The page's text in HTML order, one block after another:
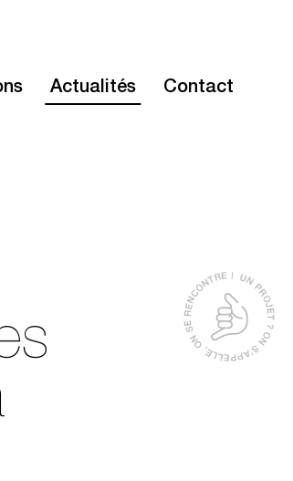
Actualités Contact